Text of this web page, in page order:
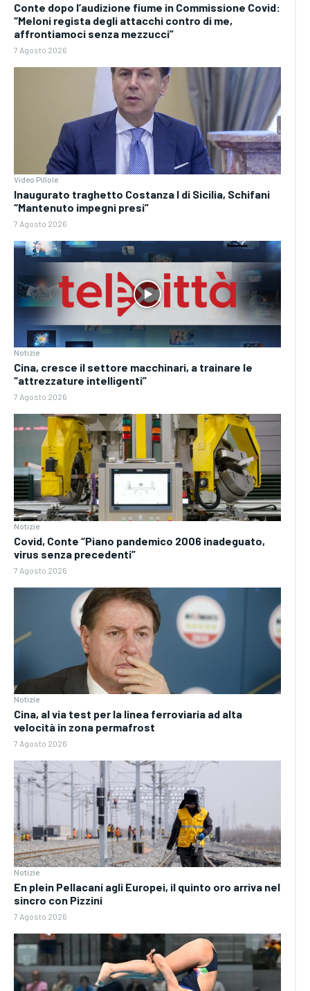
Conte dopo l’audizione fiume in Commissione Covid:
“Meloni regista degli attacchi contro di me,
affrontiamoci senza mezzucci”
7 Agosto 2026
Video Pillole
Inaugurato traghetto Costanza I di Sicilia, Schifani
“Mantenuto impegni presi”
7 Agosto 2026
Notizie
Cina, cresce il settore macchinari, a trainare le
“attrezzature intelligenti”
7 Agosto 2026
Notizie
Covid, Conte “Piano pandemico 2006 inadeguato,
virus senza precedenti”
7 Agosto 2026
Notizie
Cina, al via test per la linea ferroviaria ad alta
velocità in zona permafrost
7 Agosto 2026
Notizie
En plein Pellacani agli Europei, il quinto oro arriva nel
sincro con Pizzini
7 Agosto 2026